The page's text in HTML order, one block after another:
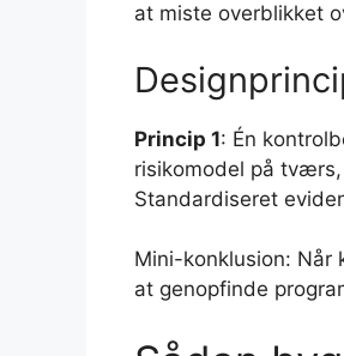
at miste overblikket
Princip 1: Én
risikomodel på
Standardiseret
Mini-konklusion: Når
at genopfinde